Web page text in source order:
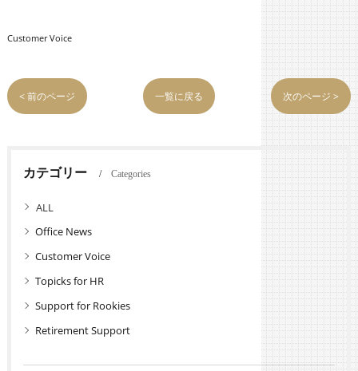
Customer Voice
< 前のページ 一覧に戻る 次のページ >
カテゴリー Categories
全てのカテゴリー
Office News
Customer Voice
Topicks for HR
Support for Rookies
Retirement Support